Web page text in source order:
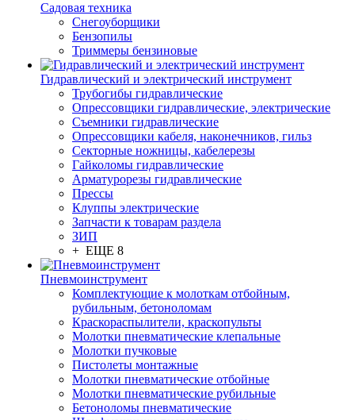
Садовая техника
Снегоуборщики
Бензопилы
Триммеры бензиновые
Гидравлический и электрический инструмент
Трубогибы гидравлические
Опрессовщики гидравлические, электрические
Съемники гидравлические
Опрессовщики кабеля, наконечников, гильз
Секторные ножницы, кабелерезы
Гайколомы гидравлические
Арматурорезы гидравлические
Прессы
Клуппы электрические
Запчасти к товарам раздела
ЗИП
+ ЕЩЕ 8
Пневмоинструмент
Комплектующие к молоткам отбойным,
рубильным, бетоноломам
Краскораспылители, краскопульты
Молотки пневматические клепальные
Молотки пучковые
Пистолеты монтажные
Молотки пневматические отбойные
Молотки пневматические рубильные
Бетоноломы пневматические